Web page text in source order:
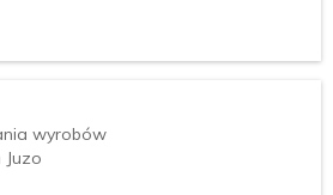
wyrobów
Juzo